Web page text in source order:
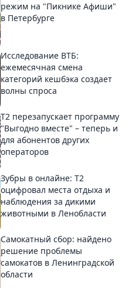
режим на "Пикнике Афиши"
в Петербурге
Исследование ВТБ:
ежемесячная смена
категорий кешбэка создает
волны спроса
Т2 перезапускает программу
"Выгодно вместе" – теперь и
для абонентов других
операторов
Зубры в онлайне: Т2
оцифровал места отдыха и
наблюдения за дикими
животными в Ленобласти
Самокатный сбор: найдено
решение проблемы
самокатов в Ленинградской
области